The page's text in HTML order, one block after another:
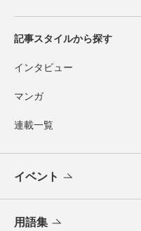
記事スタイルから探す
インタビュー
マンガ
連載一覧
イベント
用語集